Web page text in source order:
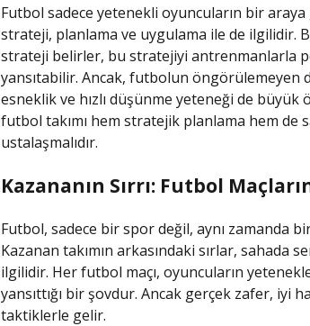
Futbol sadece yetenekli oyuncuların bir araya
strateji, planlama ve uygulama ile de ilgilidir.
strateji belirler, bu stratejiyi antrenmanlarla
yansıtabilir. Ancak, futbolun öngörülemeyen
esneklik ve hızlı düşünme yeteneği de büyük
futbol takımı hem stratejik planlama hem de
ustalaşmalıdır.
Kazananın Sırrı: Futbol
Futbol, sadece bir spor değil, aynı zamanda
Kazanan takımın arkasındaki sırlar,
ilgilidir. Her futbol maçı, oyuncuların
yansıttığı bir şovdur. Ancak gerçek zafer, iyi
taktiklerle gelir.